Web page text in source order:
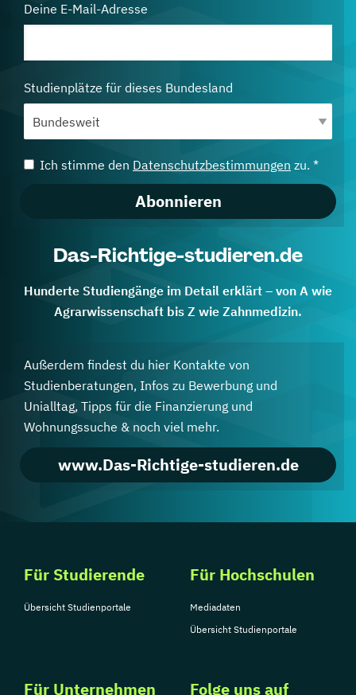
Deine E-Mail-Adresse
Studienplätze für dieses Bundesland
Ich stimme den Datenschutzbestimmungen zu. *
Abonnieren
Das-Richtige-studieren.de
Hunderte Studiengänge im Detail erklärt – von A wie
Agrarwissenschaft bis Z wie Zahnmedizin.
Außerdem findest du hier Kontakte von
Studienberatungen, Infos zu Bewerbung und
Unialltag, Tipps für die Finanzierung und
Wohnungssuche & noch viel mehr.
www.Das-Richtige-studieren.de
Für Studierende
Übersicht Studienportale
Für Hochschulen
Mediadaten
Übersicht Studienportale
Für Unternehmen Folge uns auf